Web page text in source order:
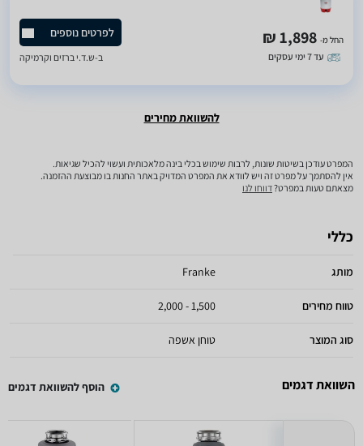
החל מ- 1,898 ₪
עד 7 ימי עסקים
לפרטים נוספים
ב-ש.ד.י ברזים וקרמיקה
להשוואת מחירים
המפרט עודכן בשיטות שונות, לרבות שימוש בכלי בינה מלאכותית ועשוי להכיל שגיאות.
אין להסתמך על מפרט זה ויש לוודא את המפרט המדויק באתר החנות בו מבוצעת ההזמנה.
מצאתם טעות במפרט?דווחו לנו
כללי
מותג Franke
טווח מחירים 1,500 - 2,000
סוג המוצר טוחן אשפה
השוואת דגמים הוסף להשוואת דגמים